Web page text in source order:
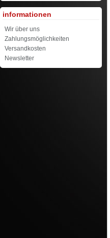
informationen
Wir über uns
Zahlungsmöglichkeiten
Versandkosten
Newsletter